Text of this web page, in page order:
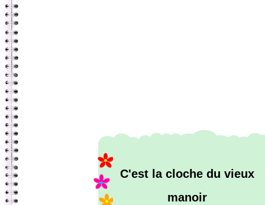
C'est la cloche du vieux
manoir